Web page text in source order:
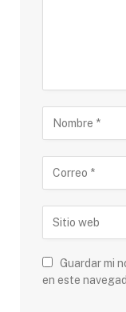
Guardar mi
en este